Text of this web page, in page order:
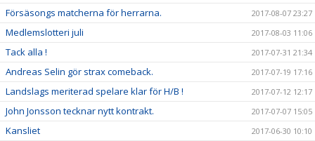
Försäsongs matcherna för herrarna. 2017-08-07 23:27
Medlemslotteri juli 2017-08-03 11:06
Tack alla ! 2017-07-31 21:34
Andreas Selin gör strax comeback. 2017-07-19 17:16
Landslags meriterad spelare klar för H/B ! 2017-07-12 12:17
John Jonsson tecknar nytt kontrakt. 2017-07-07 15:05
Kansliet 2017-06-30 10:10